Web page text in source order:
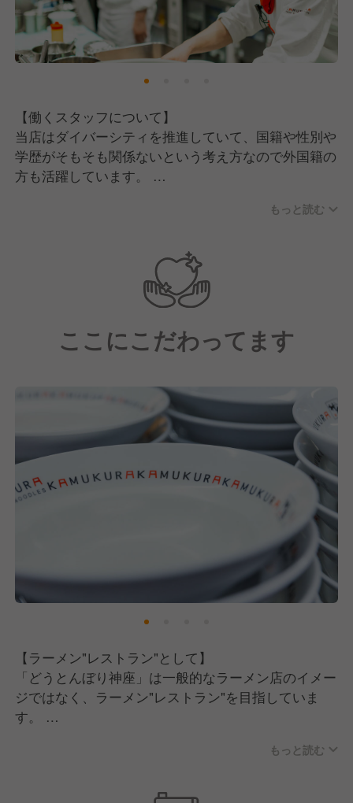
【働くスタッフについて】
当店はダイバーシティを推進していて、国籍や性別や
学歴がそもそも関係ないという考え方なので外国籍の
方も活躍しています。
経験層でいうとラーメン業態やチェーン業態の方だけ
そのほか飲食完全未経験として、アパレルや全く違う
業界出身の方が多いのも特徴の一つといえます。
また、キャスト(店舗で勤務する社員さん)やパート・
アルバイトさんを含めてお話しすると、女性比率が全
女性比率が高いのはラーメン業界でいうと珍しいかも
しれませんが、店長やマネージャーとして活躍してい
る方も多いです！
【職場の雰囲気について】
「美味しい食事は清潔な店内から」という方針のも
そのため、働くスタッフも気持ちよく仕事ができるか
と思います。
また、大きな特徴としていえるのが、お客様の要望に
対しては従業員一人一人に決裁権があります。
これは「明るく楽しい社会づくりに貢献する」という
企業理念のもと、お客様第一の方針を掲げている背景
があるからです。
お客様の笑顔の為に、共に成長していただける方を募
もっと読む
ここにこだわってます
【ラーメン"レストラン"として】
「どうとんぼり神座」は一般的なラーメン店のイメー
ジではなく、ラーメン"レストラン"を目指していま
す。
ライバルはラーメン屋さんや飲食店ではありません。
もっと読む